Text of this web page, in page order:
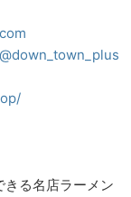
きる名店ラーメン